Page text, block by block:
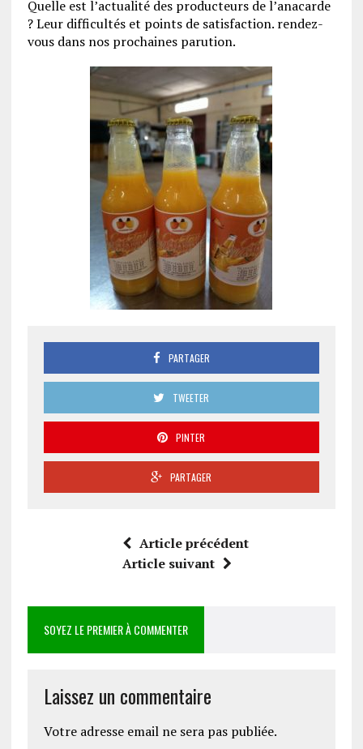
Quelle est l’actualité des producteurs de l’anacarde
? Leur difficultés et points de satisfaction. rendez-
vous dans nos prochaines parution.
PARTAGER
TWEETER
PINTER
PARTAGER
Article précédent
Article suivant
SOYEZ LE PREMIER À COMMENTER
Laissez un commentaire
Votre adresse email ne sera pas publiée.